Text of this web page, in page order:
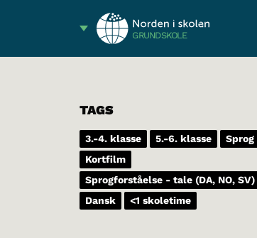
GRUNDSKOLE
TAGS
3.-4. klasse 5.-6. klasse
Sprog
Kortfilm
Sprogforståelse - tale (DA, NO, SV)
Dansk
<1 skoletime